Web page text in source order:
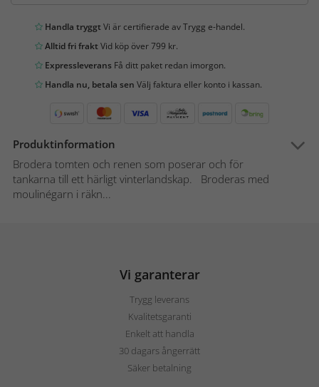
Handla tryggtVi är certifierade av Trygg e-handel.
Alltid fri fraktVid köp över 799 kr.
Expressleverans Få ditt paket redan imorgon.
Handla nu, betala sen Välj faktura eller konto i kassan.
Produktinformation
Brodera tomten och renen som poserar och för
tankarna till ett härligt vinterlandskap. Broderas med
moulinégarn i räkn...
Vi garanterar
Trygg leverans
Kvalitetsgaranti
Enkelt att handla
30 dagars ångerrätt
Säker betalning